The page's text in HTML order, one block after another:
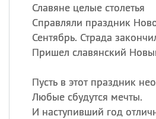
Славяне целые столетья
Справляли праздник
Сентябрь. Страда
Пришел славянский
Пусть в этот праздник
Любые сбудутся мечты.
И наступивший год